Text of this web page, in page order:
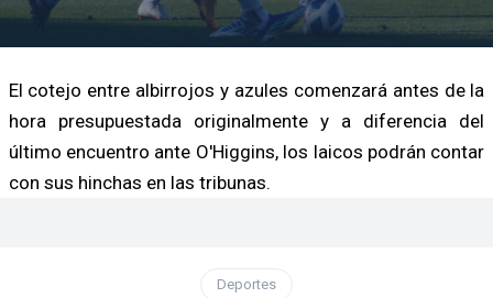
El cotejo entre albirrojos y azules comenzará antes de la
hora presupuestada originalmente y a diferencia del
último encuentro ante O'Higgins, los laicos podrán contar
con sus hinchas en las tribunas.
Deportes